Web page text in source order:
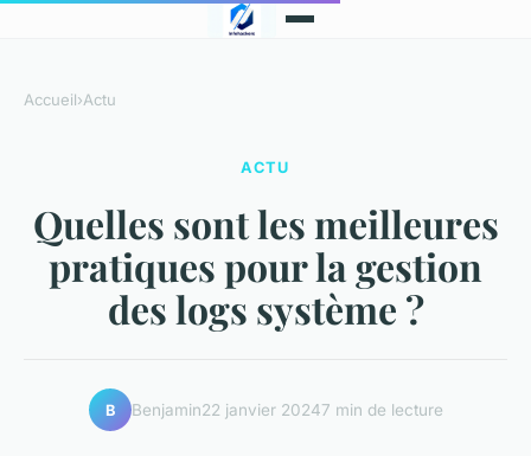
Accueil›Actu
ACTU
Quelles sont les meilleures
pratiques pour la gestion
des logs système ?
B Benjamin22 janvier 20247 min de lecture